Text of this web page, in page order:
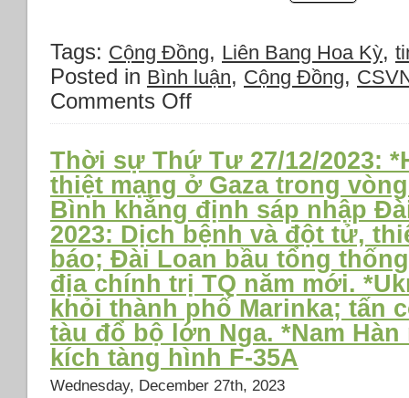
Tags: Cộng Đồng, Liên Bang Hoa Kỳ,
Posted in Bình luận, Cộng Đồng,
Comments Offon
Nam
ngày
Thứ
tư
27
tháng
12
năm
2023:
*Đại
án
‘chuyến
bay
giải
Thời sự Thứ Tư 27/12/2023:
thiệt mạng ở Gaza trong
Bình khẳng định sáp nhập
2023: Dịch bệnh và đột tử,
báo; Đài Loan bầu tổng
địa chính trị TQ năm mới.
khỏi thành phố Marinka; tấn
tàu đổ bộ lớn Nga. *Nam Hàn
kích tàng hình F-35A
Wednesday, December 27th, 2023